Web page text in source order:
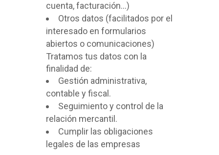
cuenta, facturación…)
Otros datos (facilitados por el
interesado en formularios
abiertos o comunicaciones)
Tratamos tus datos con la
finalidad de:
Gestión administrativa,
contable y fiscal.
Seguimiento y control de la
relación mercantil.
Cumplir las obligaciones
legales de las empresas